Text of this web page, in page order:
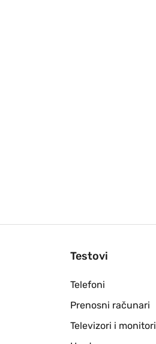
Testovi
Telefoni
Prenosni računari
Televizori i monitori